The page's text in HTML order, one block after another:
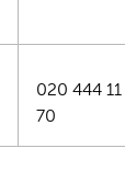
020 444 11
70